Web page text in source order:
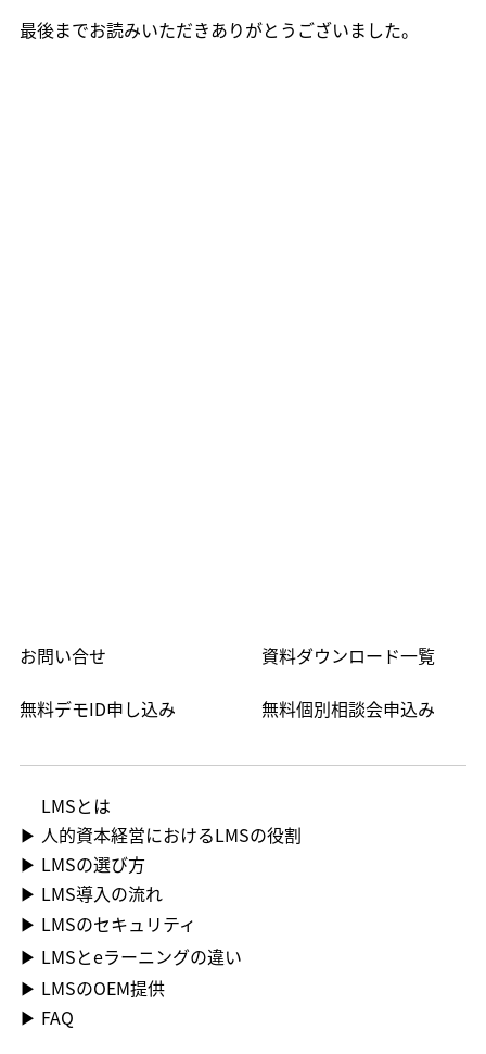
最後までお読みいただきありがとうございました。
無料個別相談会申込み
無料デモID申し込み
資料ダウンロード一覧
お問い合せ
LMS​とは
▶ 人的資本経営におけるLMSの役割
▶ LMSの選び方
▶ LMS導入の流れ
▶ LMSのセキュリティ
▶ LMSとeラーニングの違い
▶ LMSのOEM提供
▶ FAQ